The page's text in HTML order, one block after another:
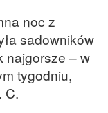
noc z
sadowników
najgorsze – w
tygodniu,
C.